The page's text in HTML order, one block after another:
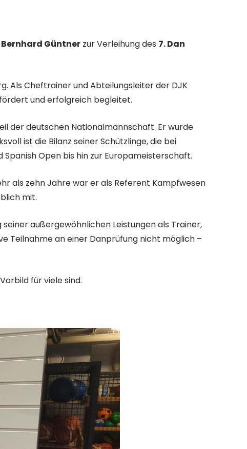
Bernhard Güntner zur Verleihung des 7. Dan
Als Cheftrainer und Abteilungsleiter der DJK
und erfolgreich begleitet.
der deutschen Nationalmannschaft. Er wurde
ist die Bilanz seiner Schützlinge, die bei
Open bis hin zur Europameisterschaft.
als zehn Jahre war er als Referent Kampfwesen
mit.
außergewöhnlichen Leistungen als Trainer,
Teilnahme an einer Danprüfung nicht möglich –
für viele sind.